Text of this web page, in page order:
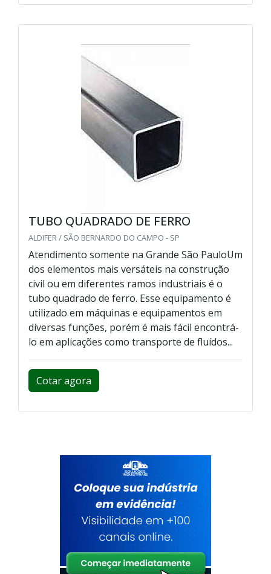
TUBO QUADRADO DE FERRO
ALDIFER / SÃO BERNARDO DO CAMPO - SP
Atendimento somente na Grande São PauloUm
dos elementos mais versáteis na construção
civil ou em diferentes ramos industriais é o
tubo quadrado de ferro. Esse equipamento é
utilizado em máquinas e equipamentos em
diversas funções, porém é mais fácil encontrá-
lo em aplicações como transporte de fluídos...
Cotar agora